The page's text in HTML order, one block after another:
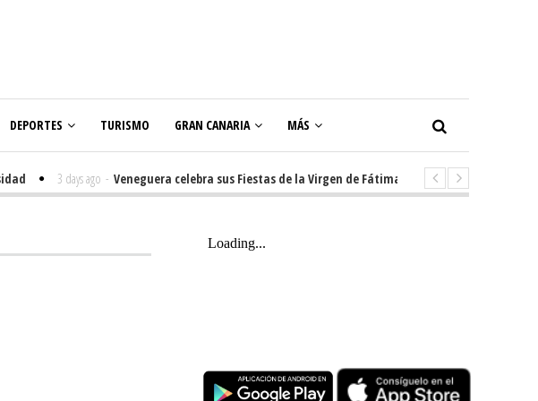
DEPORTES TURISMO GRAN CANARIA MÁS
3 days ago - Veneguera celebra sus Fiestas de la Virgen de Fátima con diez días de tradición,